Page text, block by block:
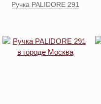
Ручка PALIDORE 291